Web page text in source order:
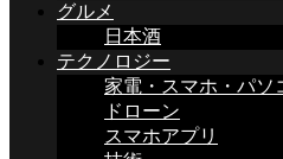
グルメ
日本酒
テクノロジー
家電・スマホ・パソ
ドローン
スマホアプリ